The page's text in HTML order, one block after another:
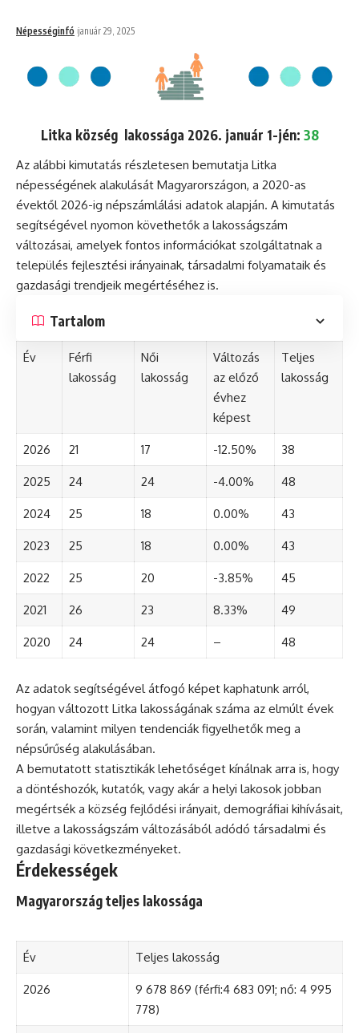
Népességinfó január 29, 2025
Litka község lakossága 2026. január 1-jén: 38
Az alábbi kimutatás részletesen bemutatja Litka
népességének alakulását Magyarországon, a 2020-as
évektől 2026-ig népszámlálási adatok alapján. A kimutatás
segítségével nyomon követhetők a lakosságszám
változásai, amelyek fontos információkat szolgáltatnak a
település fejlesztési irányainak, társadalmi folyamataik és
gazdasági trendjeik megértéséhez is.
Tartalom
Év
Férfi
lakosság
Női
lakosság
Változás
az előző
évhez
képest
Teljes
lakosság
2026 21 17 -12.50% 38
2025 24 24 -4.00% 48
2024 25 18 0.00% 43
2023 25 18 0.00% 43
2022 25 20 -3.85% 45
2021 26 23 8.33% 49
2020 24 24 – 48
Az adatok segítségével átfogó képet kaphatunk arról,
hogyan változott Litka lakosságának száma az elmúlt évek
során, valamint milyen tendenciák figyelhetők meg a
népsűrűség alakulásában.
A bemutatott statisztikák lehetőséget kínálnak arra is, hogy
a döntéshozók, kutatók, vagy akár a helyi lakosok jobban
megértsék a község fejlődési irányait, demográfiai kihívásait,
illetve a lakosságszám változásából adódó társadalmi és
gazdasági következményeket.
Érdekességek
Magyarország teljes lakossága
Év Teljes lakosság
2026
9 678 869 (férfi:4 683 091; nő: 4 995
778)